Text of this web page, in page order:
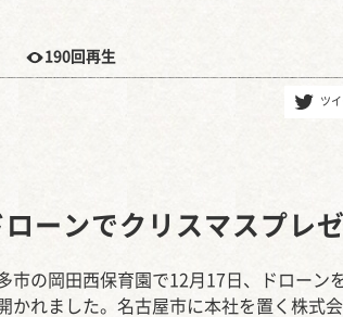
190回再生
ツ
ローンでクリスマスプレ
市の岡田西保育園で12月17日、ドローン
かれました。名古屋市に本社を置く株式